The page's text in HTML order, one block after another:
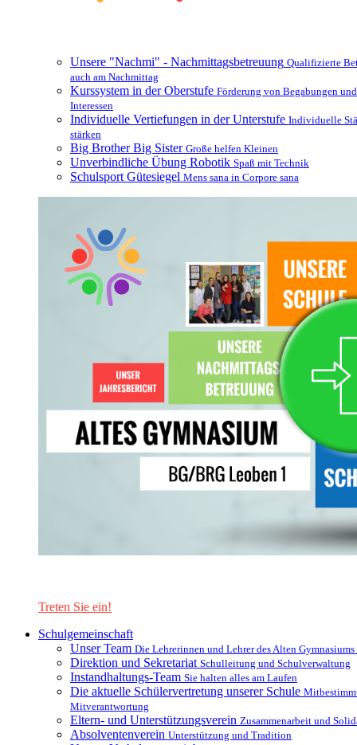
Unsere "Nachmi" - Nachmittagsbetreuung Qualifizierte
auch am Nachmittag
Kurssystem in der Oberstufe Förderung von Begabungen und
Interessen
Individuelle Vertiefungen in der Unterstufe Individuelle
stärken
Big Brother Big Sister Große helfen Kleinen
Unverbindliche Übung Robotik Spaß mit Technik
Schulsport Gütesiegel Mens sana in Corpore sana
Treten Sie ein!
Schulgemeinschaft
Unser Team Die Lehrerinnen und Lehrer des Alten
Direktion und Sekretariat Schulleitung und Schulverwaltung
Instandhaltungs-Team Sie halten alles am Laufen
Die aktuelle Schülervertretung unserer Schule
Mitverantwortung
Eltern- und Unterstützungsverein Zusammenarbeit und
Absolventenverein Unterstützung und Tradition